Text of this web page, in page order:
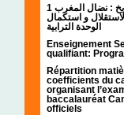
1 باك علوم – تاريخ : نضال المغرب
و استكمال
الوحدة الترابية
Enseignement
qualifiant:
Répartition
coefficients du
organisant
baccalauréat
officiels